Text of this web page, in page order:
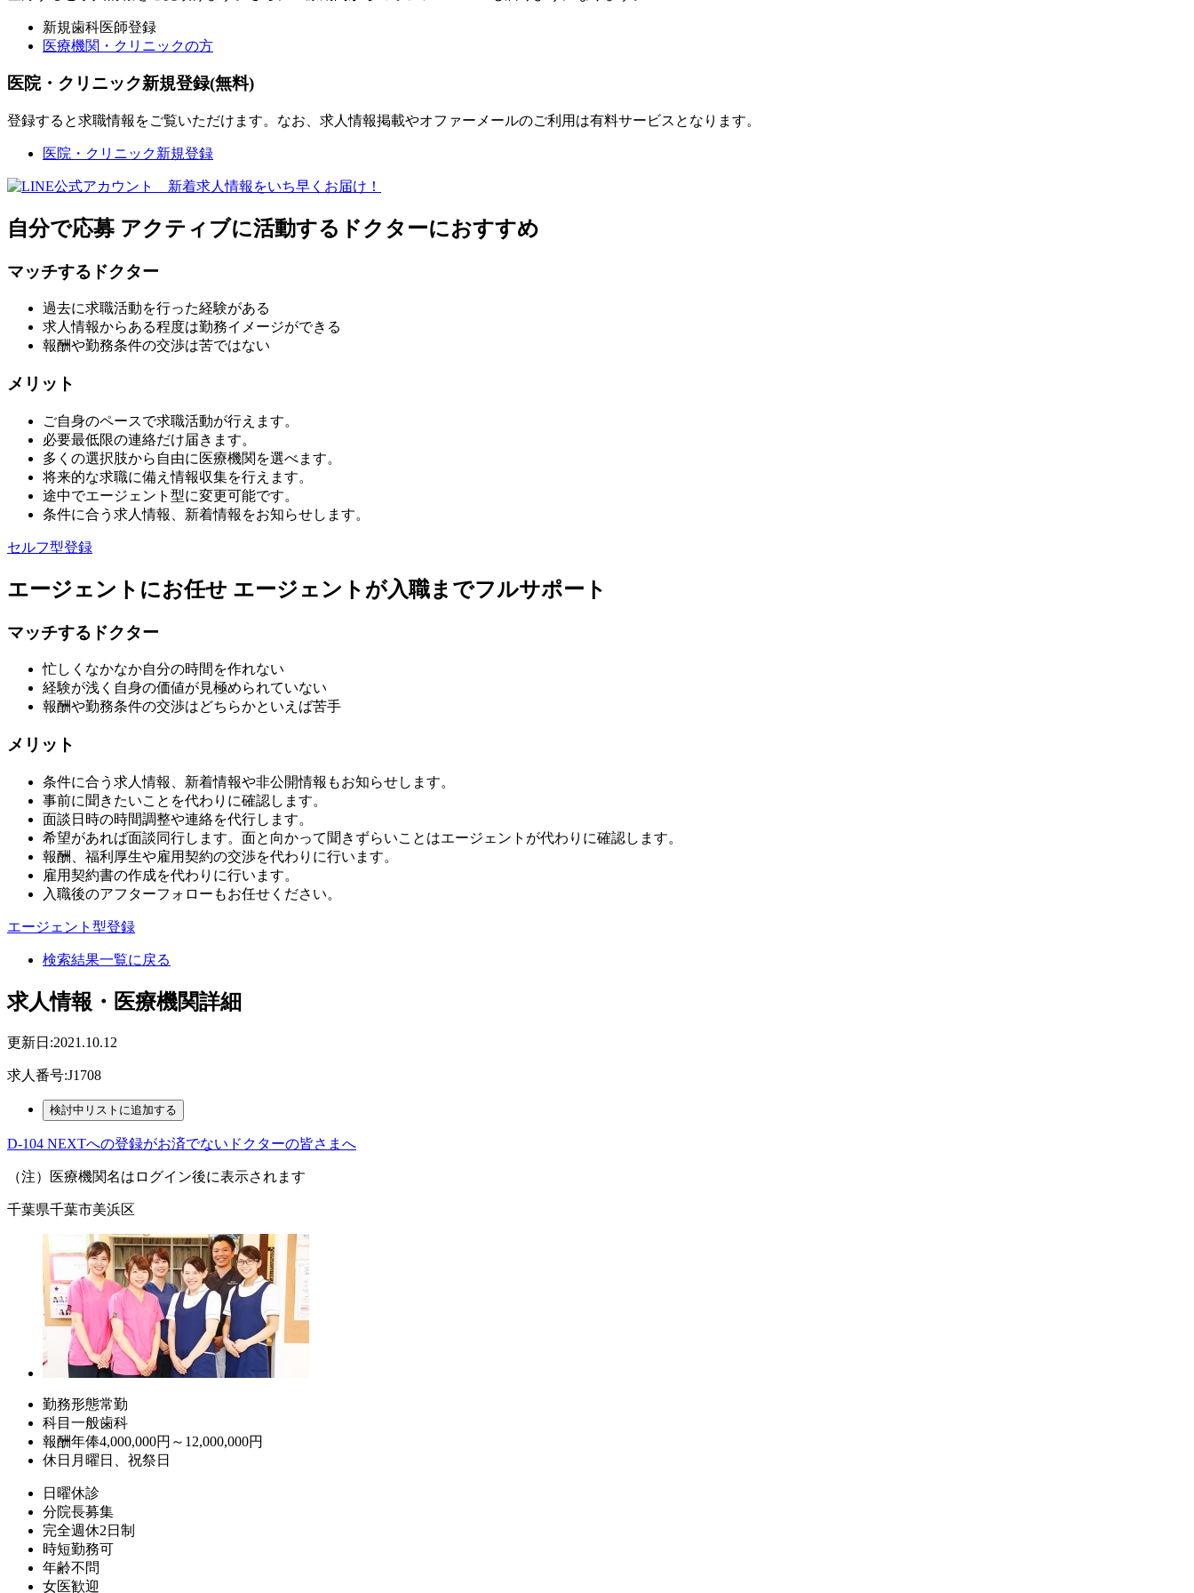
新規歯科医師登録
医療機関・クリニックの方
医院・クリニック新規登録(無料)
登録すると求職情報をご覧いただけます。なお、求人情報掲載やオファーメールのご利用は有料サービスとなります。
医院・クリニック新規登録
自分で応募 アクティブに活動するドクターにおすすめ
マッチするドクター
過去に求職活動を行った経験がある
求人情報からある程度は勤務イメージができる
報酬や勤務条件の交渉は苦ではない
メリット
ご自身のペースで求職活動が行えます。
必要最低限の連絡だけ届きます。
多くの選択肢から自由に医療機関を選べます。
将来的な求職に備え情報収集を行えます。
途中でエージェント型に変更可能です。
条件に合う求人情報、新着情報をお知らせします。
セルフ型登録
エージェントにお任せ エージェントが入職までフルサポート
マッチするドクター
忙しくなかなか自分の時間を作れない
経験が浅く自身の価値が見極められていない
報酬や勤務条件の交渉はどちらかといえば苦手
メリット
条件に合う求人情報、新着情報や非公開情報もお知らせします。
事前に聞きたいことを代わりに確認します。
面談日時の時間調整や連絡を代行します。
希望があれば面談同行します。面と向かって聞きずらいことはエージェントが代わりに確認します。
報酬、福利厚生や雇用契約の交渉を代わりに行います。
雇用契約書の作成を代わりに行います。
入職後のアフターフォローもお任せください。
エージェント型登録
検索結果一覧に戻る
求人情報・医療機関詳細
更新日:2021.10.12
求人番号:J1708
D-104 NEXTへの登録がお済でないドクターの皆さまへ
（注）医療機関名はログイン後に表示されます
千葉県千葉市美浜区
勤務形態常勤
科目 一般歯科
報酬年俸4,000,000円～12,000,000円
休日 月曜日、祝祭日
日曜休診
分院長募集
完全週休2日制
時短勤務可
年齢不問
女医歓迎